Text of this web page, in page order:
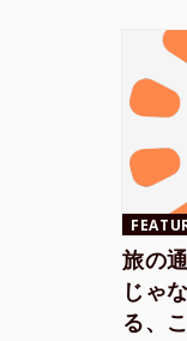
旅の
じゃ
る、